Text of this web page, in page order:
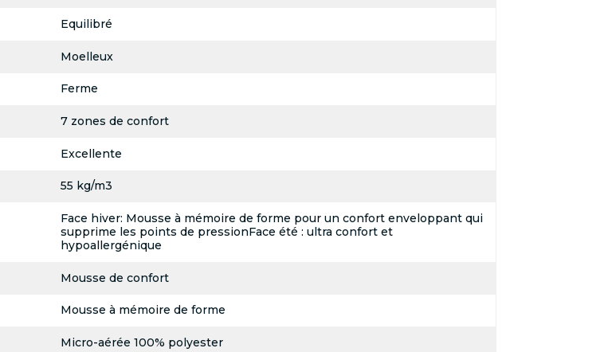
Equilibré
Moelleux
Ferme
7 zones de confort
Excellente
55 kg/m3
Face hiver: Mousse à mémoire de forme pour un confort enveloppant qui
supprime les points de pressionFace été : ultra confort et
hypoallergénique
Mousse de confort
Mousse à mémoire de forme
Micro-aérée 100% polyester